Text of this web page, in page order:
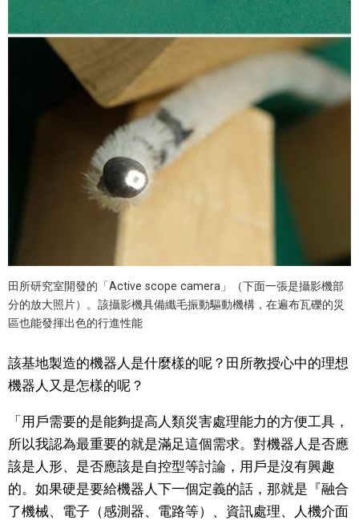
田所研究室開發的「Active scope camera」（下面一張是攝影機部
分的放大照片）。該攝影機具備纖毛振動驅動機構，在遍布瓦礫的災
區也能發揮出色的行進性能
該基地製造的機器人是什麼樣的呢？田所教授心中的理想
機器人又是怎樣的呢？
「用戶需要的是能夠提高人類災害處理能力的方便工具，
所以我認為最重要的就是滿足這個需求。對機器人是否應
該是人形、是否應該是自控型等討論，用戶是沒有興趣
的。如果硬是要給機器人下一個定義的話，那就是『融合
了機械、電子（感測器、電路等）、資訊處理、人機介面